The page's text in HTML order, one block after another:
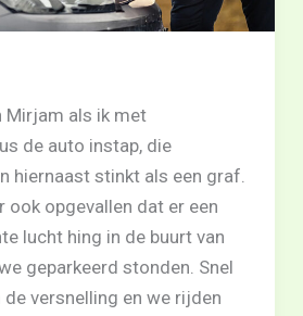
Mirjam als ik met
de auto instap, die
hiernaast stinkt als een graf.
ook opgevallen dat er een
lucht hing in de buurt van
geparkeerd stonden. Snel
versnelling en we rijden